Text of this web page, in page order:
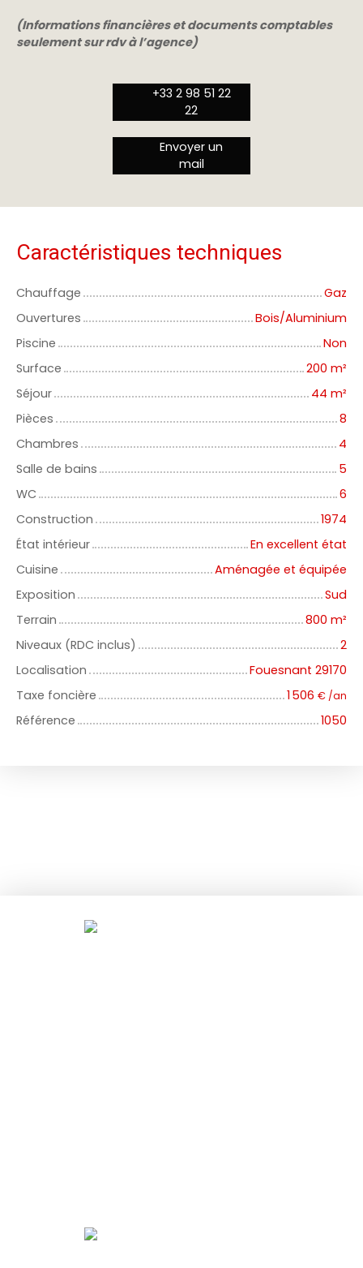
(Informations financières et documents comptables
seulement sur rdv à l’agence)
+33 2 98 51 22
22
Envoyer un
mail
Caractéristiques techniques
Chauffage
Gaz
Ouvertures
Bois/Aluminium
Piscine
Non
Surface
200 m²
Séjour
44 m²
Pièces
8
Chambres
4
Salle de bains
5
WC
6
Construction
1974
État intérieur
En excellent état
Cuisine
Aménagée et équipée
Exposition
Sud
Terrain
800 m²
Niveaux (RDC inclus)
2
Localisation
Fouesnant 29170
Taxe foncière
1 506 € /an
Référence 1050